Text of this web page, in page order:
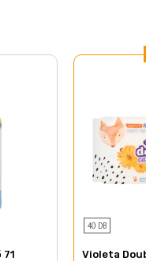
40 DB
Violeta